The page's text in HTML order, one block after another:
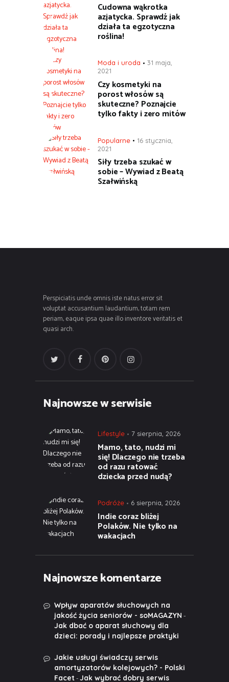
Cudowna wąkrotka
azjatycka. Sprawdź jak
działa ta egzotyczna
roślina!
Moda i uroda
31 maja,
2021
Czy kosmetyki na
porost włosów są
skuteczne? Poznajcie
tylko fakty i zero mitów
Popularne
16 stycznia,
2021
Siły trzeba szukać w
sobie – Wywiad z Beatą
Szałwińską
Perspiciatis unde omnis iste natus error sit
voluptat accusantium laudantium, totam rem
periam, eaque ipsa quae illo inventore veritatis et
quasi arch.
Najnowsze w serwisie
Lifestyle 7 sierpnia, 2026
Mamo, tato, nudzi mi
się! Dlaczego nie trzeba
od razu ratować
dziecka przed nudą?
Podróże 6 sierpnia, 2026
Indie coraz bliżej
Polaków. Nie tylko na
wakacjach
Najnowsze komentarze
Wpływ aparatów słuchowych na
jakość życia seniorów - soMAGAZYN -
Jak dbać o aparat słuchowy dla
dzieci: porady i najlepsze praktyki
Jakie usługi świadczy serwis
amortyzatorów kolejowych? - Polski
Facet-Jak wybrać dobry serwis